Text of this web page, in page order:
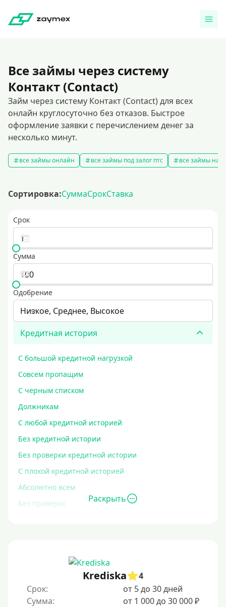
Все займы через систему
Контакт (Contact)
Займ через систему Контакт (Contact) для всех
онлайн круглосуточно без отказов. Быстрое
оформление заявки с перечислением денег за
несколько минут.
все займы онлайн все займы под залог птс все займы на
Сортировка:СуммаСрокСтавка
Срок
Сумма
Одобрение
Низкое, Среднее, Высокое
Кредитная история
С большой кредитной нагрузкой
Совсем пропащим
С черным списком
Должникам
С любой кредитной историей
Без кредитной истории
Без проверки кредитной истории
С плохой кредитной историей
Абсолютно всем
Без проверок
С просрочками
Залог
Раскрыть
Krediska
4
Срок:
от 5 до 30 дней
Сумма:
от 1 000 до 30 000 ₽